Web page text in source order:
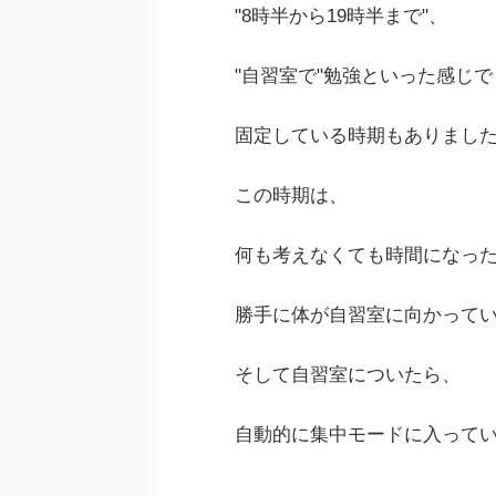
"8時半から19時半まで"、
"自習室で"勉強といった感じで
固定している時期もありまし
この時期は、
何も考えなくても時間になっ
勝手に体が自習室に向かって
そして自習室についたら、
自動的に集中モードに入って